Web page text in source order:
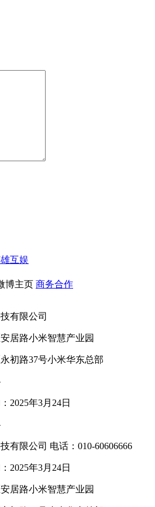
互娱
博主页 商务合作
有限公司
居路小米智慧产业园
初路37号小米华东总部
2025年3月24日
有限公司 电话：010-60606666
2025年3月24日
居路小米智慧产业园